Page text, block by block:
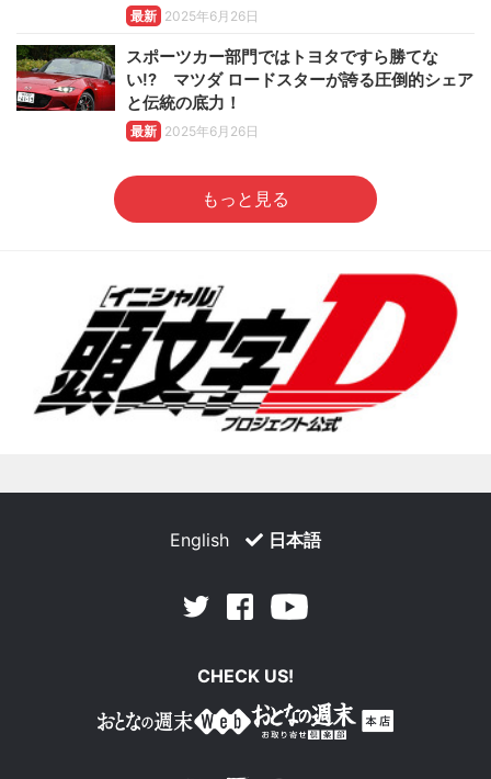
最新 2025年6月26日
スポーツカー部門ではトヨタですら勝てな
い!? マツダ ロードスターが誇る圧倒的シェア
と伝統の底力！
最新 2025年6月26日
もっと見る
English 日本語
Twitter Facebook
CHECK US!